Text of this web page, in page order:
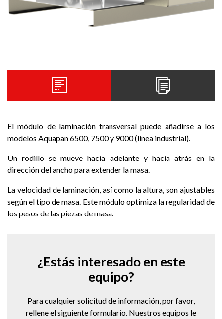
¿Estás interesado en este
equipo?
Para cualquier solicitud de información, por favor,
rellene el siguiente formulario. Nuestros equipos le
El módulo de laminación transversal puede añadirse a los
modelos Aquapan 6500, 7500 y 9000 (línea industrial).
Un rodillo se mueve hacia adelante y hacia atrás en la
dirección del ancho para extender la masa.
La velocidad de laminación, así como la altura, son ajustables
según el tipo de masa. Este módulo optimiza la regularidad de
los pesos de las piezas de masa.